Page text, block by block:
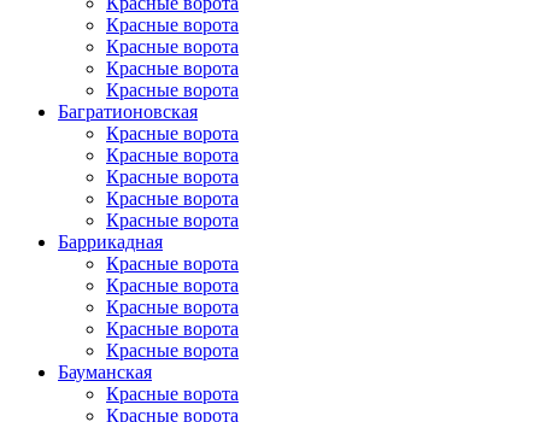
Красные ворота
Красные ворота
Красные ворота
Красные ворота
Багратионовская
Красные ворота
Красные ворота
Красные ворота
Красные ворота
Красные ворота
Баррикадная
Красные ворота
Красные ворота
Красные ворота
Красные ворота
Красные ворота
Бауманская
Красные ворота
Красные ворота